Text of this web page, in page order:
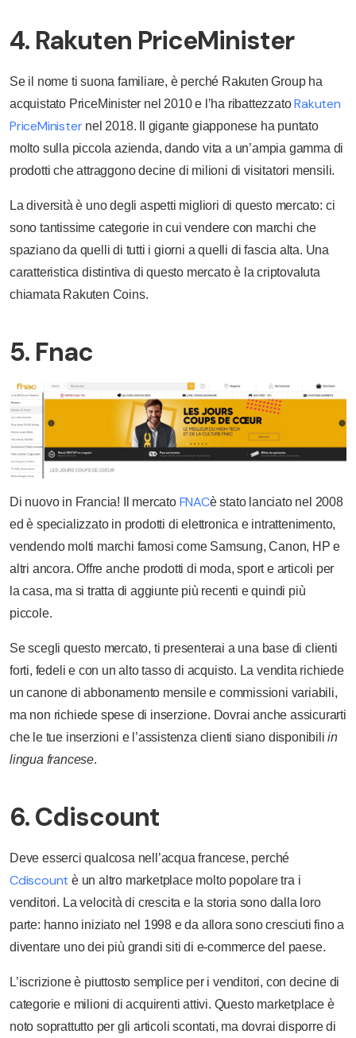
4. Rakuten PriceMinister
Se il nome ti suona familiare, è perché Rakuten Group ha
acquistato PriceMinister nel 2010 e l’ha ribattezzatoRakuten
PriceMinisternel 2018. Il gigante giapponese ha puntato
molto sulla piccola azienda, dando vita a un’ampia gamma di
prodotti che attraggono decine di milioni di visitatori mensili.
La diversità è uno degli aspetti migliori di questo mercato: ci
sono tantissime categorie in cui vendere con marchi che
spaziano da quelli di tutti i giorni a quelli di fascia alta. Una
caratteristica distintiva di questo mercato è la criptovaluta
chiamata Rakuten Coins.
5. Fnac
Di nuovo in Francia! Il mercato FNACè stato lanciato nel 2008
ed è specializzato in prodotti di elettronica e intrattenimento,
vendendo molti marchi famosi come Samsung, Canon, HP e
altri ancora. Offre anche prodotti di moda, sport e articoli per
la casa, ma si tratta di aggiunte più recenti e quindi più
piccole.
Se scegli questo mercato, ti presenterai a una base di clienti
forti, fedeli e con un alto tasso di acquisto. La vendita richiede
un canone di abbonamento mensile e commissioni variabili,
ma non richiede spese di inserzione. Dovrai anche assicurarti
che le tue inserzioni e l’assistenza clienti siano disponibiliin
lingua francese.
6. Cdiscount
Deve esserci qualcosa nell’acqua francese, perché
Cdiscount è un altro marketplace molto popolare tra i
venditori. La velocità di crescita e la storia sono dalla loro
parte: hanno iniziato nel 1998 e da allora sono cresciuti fino a
diventare uno dei più grandi siti di e-commerce del paese.
L’iscrizione è piuttosto semplice per i venditori, con decine di
categorie e milioni di acquirenti attivi. Questo marketplace è
noto soprattutto per gli articoli scontati, ma dovrai disporre di